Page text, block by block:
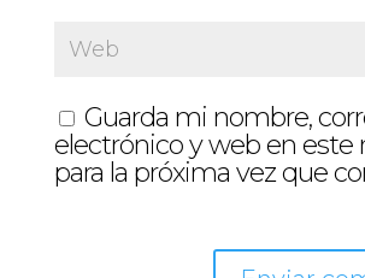
Guarda mi nombre,
electrónico y web en este
para la próxima vez que